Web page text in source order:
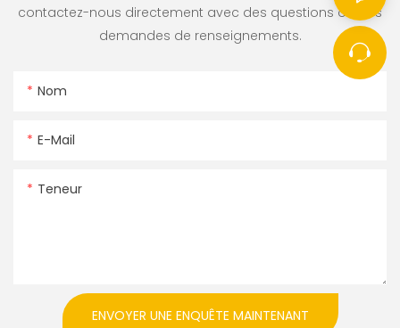
contactez-nous directement avec des questions ou des
demandes de renseignements.
Nom
E-Mail
Teneur
ENVOYER UNE ENQUÊTE MAINTENANT